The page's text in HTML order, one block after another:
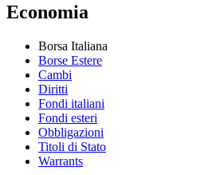
Economia
Borsa Italiana
Borse Estere
Cambi
Diritti
Fondi italiani
Fondi esteri
Obbligazioni
Titoli di Stato
Warrants